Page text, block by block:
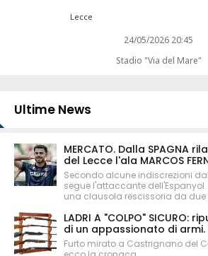
Lecce
24/05/2026 20:45
Stadio "Via del Mare"
Ultime News
MERCATO. Dalla SPAGNA
del Lecce l'ala MARCOS
Secondo alcune indiscrezioni
segue l'attaccante
una clausola rescissoria da due
LADRI A "COLPO" SICURO:
di un appassionato di armi.
Furto mirato a Castrignano del